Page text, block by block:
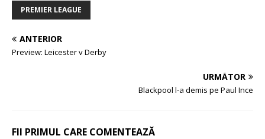
PREMIER LEAGUE
ANTERIOR
Preview: Leicester v Derby
URMĂTOR
Blackpool l-a demis pe Paul Ince
FII PRIMUL CARE COMENTEAZĂ